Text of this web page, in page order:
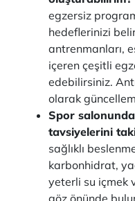
egzersiz
hedeflerinizi
antrenmanları,
içeren çeşitli
edebilirsiniz.
olarak
Spor
tavsiyelerini
sağlıklı
karbonhidrat,
yeterli su içmek
göz önünde